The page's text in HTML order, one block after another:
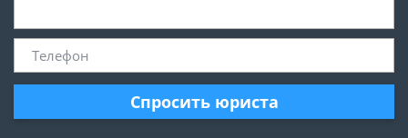
Спросить юриста